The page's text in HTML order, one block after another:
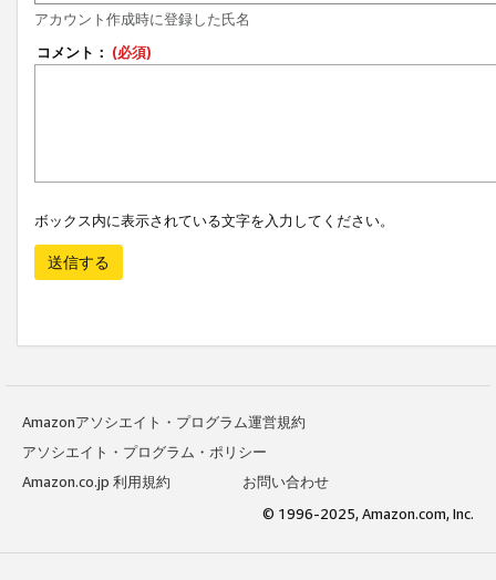
アカウント作成時に登録した氏名
コメント： (必須)
ボックス内に表示されている文字を入力してください。
送信する
Amazonアソシエイト・プログラム運営規約
アソシエイト・プログラム・ポリシー
Amazon.co.jp 利用規約
お問い合わせ
© 1996-2025, Amazon.com, Inc.